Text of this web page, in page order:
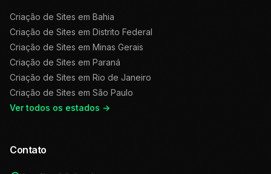
Criação de Sites em Bahia
Criação de Sites em Distrito Federal
Criação de Sites em Minas Gerais
Criação de Sites em Paraná
Criação de Sites em Rio de Janeiro
Criação de Sites em São Paulo
Ver todos os estados →
Contato